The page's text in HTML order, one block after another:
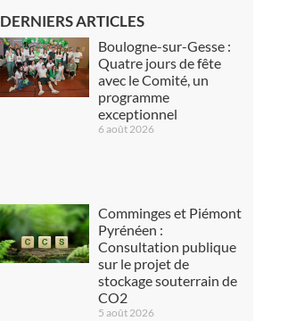
DERNIERS ARTICLES
Boulogne-sur-Gesse :
Quatre jours de fête
avec le Comité, un
programme
exceptionnel
6 août 2026
Comminges et Piémont
Pyrénéen :
Consultation publique
sur le projet de
stockage souterrain de
CO2
5 août 2026